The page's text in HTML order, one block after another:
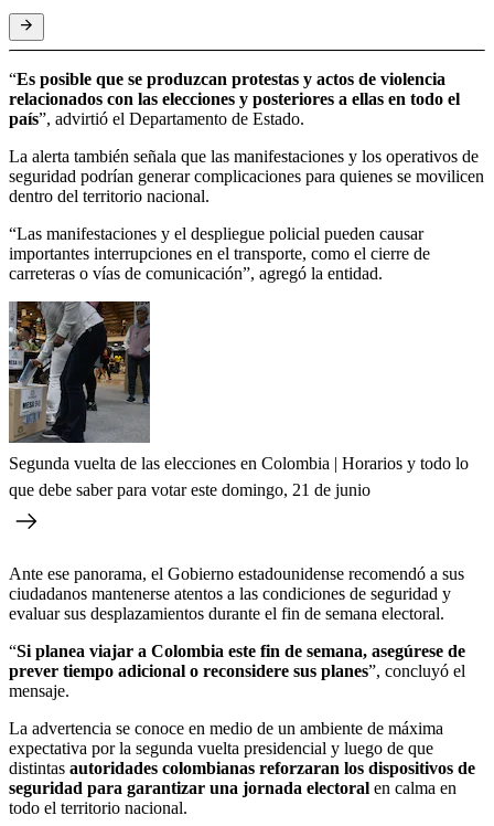
“Es posible que se produzcan protestas y actos de violencia
relacionados con las elecciones y posteriores a ellas en todo el
país”, advirtió el Departamento de Estado.
La alerta también señala que las manifestaciones y los operativos de
seguridad podrían generar complicaciones para quienes se movilicen
dentro del territorio nacional.
“Las manifestaciones y el despliegue policial pueden causar
importantes interrupciones en el transporte, como el cierre de
carreteras o vías de comunicación”, agregó la entidad.
Segunda vuelta de las elecciones en Colombia | Horarios y todo lo
que debe saber para votar este domingo, 21 de junio
Ante ese panorama, el Gobierno estadounidense recomendó a sus
ciudadanos mantenerse atentos a las condiciones de seguridad y
evaluar sus desplazamientos durante el fin de semana electoral.
“Si planea viajar a Colombia este fin de semana, asegúrese de
prever tiempo adicional o reconsidere sus planes”, concluyó el
mensaje.
La advertencia se conoce en medio de un ambiente de máxima
expectativa por la segunda vuelta presidencial y luego de que
distintas autoridades colombianas reforzaran los dispositivos de
seguridad para garantizar una jornada electoral en calma en
todo el territorio nacional.